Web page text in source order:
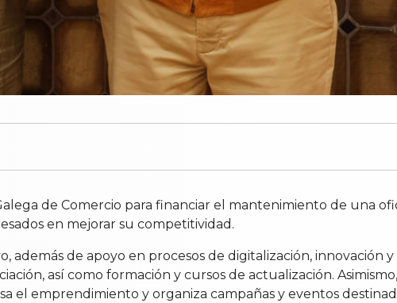
de Comercio para financiar el mantenimiento de una
en mejorar su competitividad.
además de apoyo en procesos de digitalización, innovación
así como formación y cursos de actualización.
emprendimiento y organiza campañas y eventos